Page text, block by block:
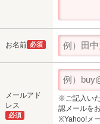
お名前 必須
メールアド
レス
必須
※ご記入い
認メールを
※Yahoo!メ